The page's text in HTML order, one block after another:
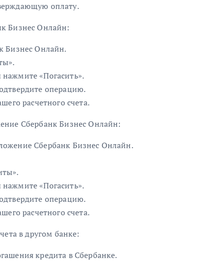
оплату.
Бизнес Онлайн:
Бизнес Онлайн.
«Погасить».
операцию.
расчетного счета.
Сбербанк Бизнес Онлайн:
Сбербанк Бизнес Онлайн.
«Погасить».
операцию.
расчетного счета.
в другом банке:
кредита в Сбербанке.